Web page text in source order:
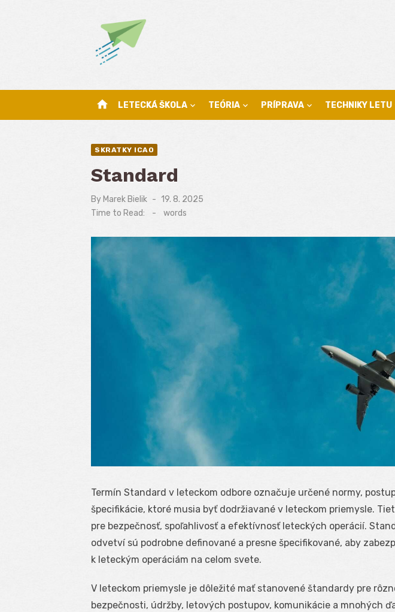
home LETECKÁ ŠKOLA TEÓRIA PRÍPRAVA TECHNIKY LETU
SKRATKY ICAO
Standard
By Marek Bielik
Posted
on
19. 8. 2025
Time to Read:
- words
Termín Standard v leteckom odbore označuje určené normy,
špecifikácie, ktoré musia byť dodržiavané v leteckom priemysle.
pre bezpečnosť, spoľahlivosť a efektívnosť leteckých operácií.
odvetví sú podrobne definované a presne špecifikované, aby
k leteckým operáciám na celom svete.
V leteckom priemysle je dôležité mať stanovené štandardy pre
bezpečnosti, údržby, letových postupov, komunikácie a mnohých